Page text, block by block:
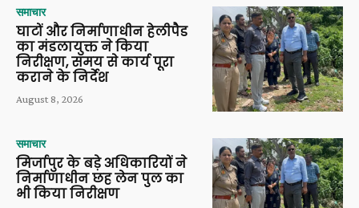
समाचार
घाटों और निर्माणाधीन हेलीपैड
का मंडलायुक्त ने किया
निरीक्षण, समय से कार्य पूरा
कराने के निर्देश
August 8, 2026
समाचार
मिर्जापुर के बड़े अधिकारियों ने
निर्माणाधीन छह लेन पुल का
भी किया निरीक्षण